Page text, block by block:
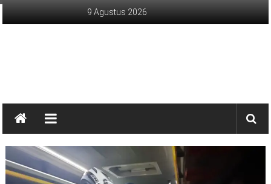
Lompat
9 Agustus 2026
jujur
terpercaya